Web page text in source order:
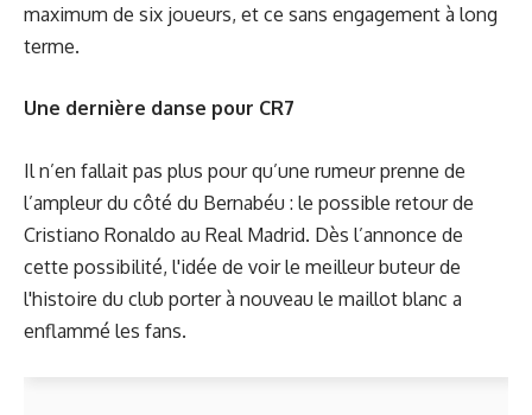
maximum de six joueurs, et ce sans engagement à long
terme.
Une dernière danse pour CR7
Il n’en fallait pas plus pour qu’une rumeur prenne de
l’ampleur du côté du Bernabéu : le possible retour de
Cristiano Ronaldo au Real Madrid. Dès l’annonce de
cette possibilité, l'idée de voir le meilleur buteur de
l'histoire du club porter à nouveau le maillot blanc a
enflammé les fans.